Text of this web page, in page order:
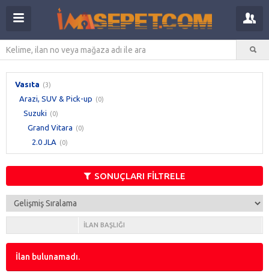
Vasıta (3)
Arazi, SUV & Pick-up (0)
Suzuki (0)
Grand Vitara (0)
2.0 JLA (0)
SONUÇLARI FİLTRELE
İLAN BAŞLIĞI
İlan bulunamadı.